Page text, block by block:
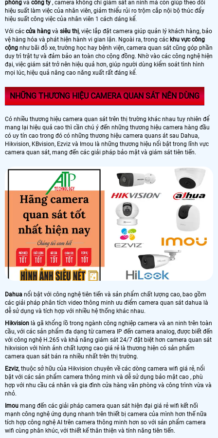
phòng và công ty , camera không chỉ giám sát an ninh mà còn giúp theo dõi
hiệu suất làm việc của nhân viên, giảm thiểu rủi ro trộm cắp nội bộ thúc đẩy
hiệu suất công việc của nhân viên 1 cách dáng kể.
Với các cửa hàng và siêu thị, việc lắp đặt camera giúp quản lý khách hàng, bảo
vệ hàng hóa và phát hiện hành vi gian lận. Ngoài ra, trong các khu vực công
cộng như bãi đỗ xe, trường học hay bệnh viện, camera quan sát cũng góp phần
duy trì trật tự và đảm bảo an toàn cho cộng đồng. Nhờ vào các công nghệ hiện
đại, việc giám sát trở nên hiệu quả hơn, giúp người dùng kiểm soát tình hình
mọi lúc, hiệu quả nâng cao năng xuất rất đáng kể.
NHỮNG THƯƠNG HIỆU CAMERA QUAN SÁT NÊN DÙNG
Có nhiều thương hiệu camera quan sát trên thị trường khác nhau tuy nhiên để
mang lại hiệu quả cao thì cần chú ý đến những thương hiệu camera hàng đầu
có uy tín cao trong đó có những thương hiệu camera quans át sau Dahua,
Hikvision, KBvision, Ezviz và Imou là những thương hiệu nổi bật trong lĩnh vực
camera quan sát, mang đến các giải pháp bảo mật và giám sát tiên tiến.
Dahua nổi bật với công nghệ tiên tiến và sản phẩm chất lượng cao, bao gồm
các giải pháp phân tích video thông minh ưu điểm camera quan sát dahua là
dễ sử dụng và tích hợp với nhiều hệ thống khác nhau.
Hikvision là gã khổng lồ trong ngành công nghiệp camera và an ninh trên toàn
cầu, với các sản phẩm đa dạng từ camera IP đến camera analog, được biết đến
với công nghệ H.265 và khả năng giám sát 24/7 đặt biệt hơn camera quan sát
hikvision với hình ảnh chất lượng cao giá rẻ là thương hiện có sản phẩm
camera quan sát bán ra nhiều nhất trên thị trường.
Ezviz, thuộc sở hữu của Hikvision chuyên về các dòng camera wifi giá rẻ, nổi
bật với các sản phẩm camera thông minh và dễ sử dụng bảo mật cao , phù
hợp với nhu cầu cá nhân và gia đình cửa hàng văn phòng và công trình vừa và
nhỏ.
Imou mang đến các giải pháp camera quan sát hiện đại giá rẻ wifi kết nối
mạnh công nghệ ứng dụng nhanh trên thiết bị camera của mình hơn thế nữa
tích hợp công nghệ AI trên camera thông minh hơn so với sản phẩm camera
wifi cùng phân khúc, với thiết kế thân thiện và tính năng tiên tiến.